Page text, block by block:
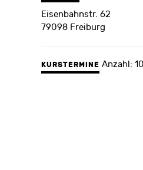
Eisenbahnstr. 62
79098 Freiburg
KURSTERMINE Anzahl: